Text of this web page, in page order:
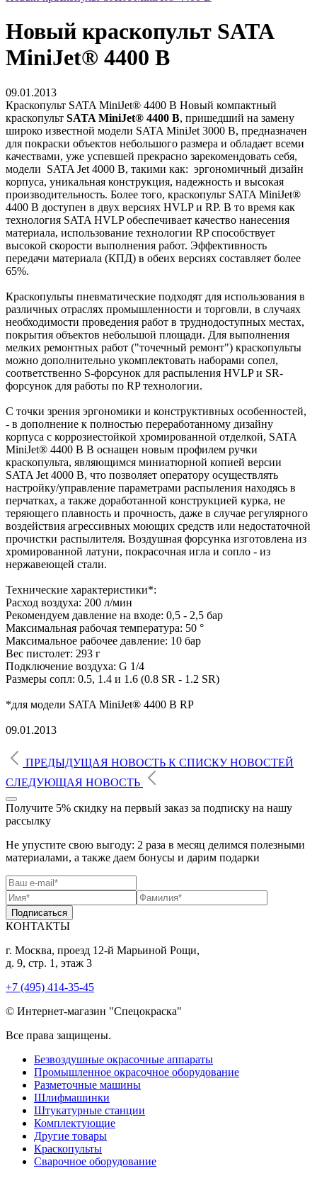
Новый краскопульт SATA
MiniJet® 4400 B
09.01.2013
Краскопульт SATA MiniJet® 4400 B Новый компактный
краскопульт SATA MiniJet® 4400 B, пришедший на замену
широко известной модели SATA MiniJet 3000 B, предназначен
для покраски объектов небольшого размера и обладает всеми
качествами, уже успевшей прекрасно зарекомендовать себя,
модели SATA Jet 4000 B, такими как: эргономичный дизайн
корпуса, уникальная конструкция, надежность и высокая
производительность. Более того, краскопульт SATA MiniJet®
4400 B доступен в двух версиях HVLP и RP. В то время как
технология SATA HVLP обеспечивает качество нанесения
материала, использование технологии RP способствует
высокой скорости выполнения работ. Эффективность
передачи материала (КПД) в обеих версиях составляет более
65%.
Краскопульты пневматические подходят для использования в
различных отраслях промышленности и торговли, в случаях
необходимости проведения работ в труднодоступных местах,
покрытия объектов небольшой площади. Для выполнения
мелких ремонтных работ ("точечный ремонт") краскопульты
можно дополнительно укомплектовать наборами сопел,
соответственно S-форсунок для распыления HVLP и SR-
форсунок для работы по RP технологии.
С точки зрения эргономики и конструктивных особенностей,
- в дополнение к полностью переработанному дизайну
корпуса с коррозиестойкой хромированной отделкой, SATA
MiniJet® 4400 B B оснащен новым профилем ручки
краскопульта, являющимся миниатюрной копией версии
SATA Jet 4000 B, что позволяет оператору осуществлять
настройку/управление параметрами распыления находясь в
перчатках, а также доработанной конструкцией курка, не
теряющего плавность и прочность, даже в случае регулярного
воздействия агрессивных моющих средств или недостаточной
прочистки распылителя. Воздушная форсунка изготовлена из
хромированной латуни, покрасочная игла и сопло - из
нержавеющей стали.
Технические характеристики*:
Расход воздуха: 200 л/мин
Рекомендуем давление на входе: 0,5 - 2,5 бар
Максимальная рабочая температура: 50 °
Максимальное рабочее давление: 10 бар
Вес пистолет: 293 г
Подключение воздуха: G 1/4
Размеры сопл: 0.5, 1.4 и 1.6 (0.8 SR - 1.2 SR)
*для модели SATA MiniJet® 4400 B RP
09.01.2013
ПРЕДЫДУЩАЯ НОВОСТЬ К СПИСКУНОВОСТЕЙ
СЛЕДУЮЩАЯ НОВОСТЬ
Получите 5% скидку на первый заказ за подписку на нашу
рассылку
Не упустите свою выгоду: 2 раза в месяц делимся полезными
материалами, а также даем бонусы и дарим подарки
Подписаться
КОНТАКТЫ
г. Москва, проезд 12-й Марьиной Рощи,
д. 9, стр. 1, этаж 3
+7 (495) 414-35-45
© Интернет-магазин "Спецокраска"
Все права защищены.
Безвоздушные окрасочные аппараты
Промышленное окрасочное оборудование
Разметочные машины
Шлифмашинки
Штукатурные станции
Комплектующие
Другие товары
Краскопульты
Сварочное оборудование